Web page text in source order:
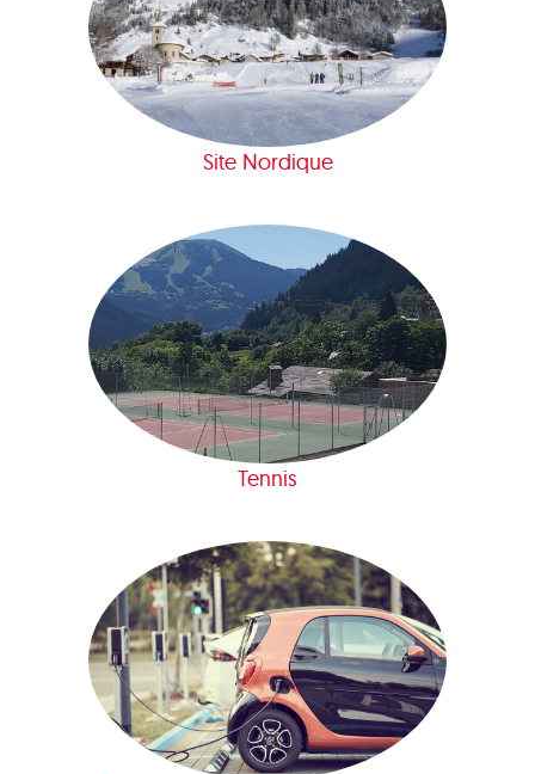
Site Nordique
Tennis